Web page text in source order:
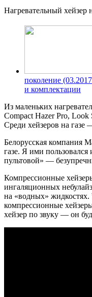
Нагревательный хейзер
поколение
и комплектации
Из маленьких
Compact Hazer Pro,
Среди хейзеров на
Белорусская компания
газе. Я ими
пультовой» —
Компрессионные
ингаляционных
на «водных» жидкостях.
компрессионные
хейзер по звуку — он